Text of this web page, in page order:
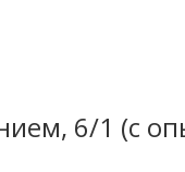
6/1 (с